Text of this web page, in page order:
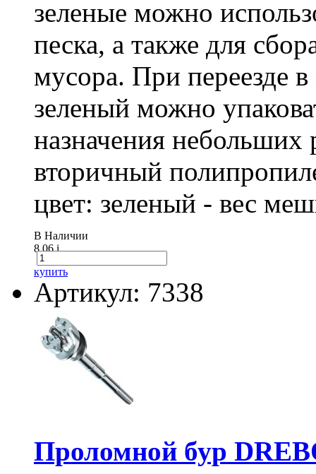
зеленые можно
песка, а также для
мусора. При переезде
зеленый можно
назначения небольших
вторичный
цвет: зеленый - вес
В Наличии
8.06i
купить
Артикул: 7338
Проломной бур